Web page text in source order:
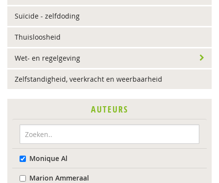
Suïcide - zelfdoding
Thuisloosheid
Wet- en regelgeving
Zelfstandigheid, veerkracht en weerbaarheid
AUTEURS
Monique Al
Marion Ammeraal